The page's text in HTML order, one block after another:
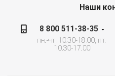
Наши
8 800 511-38-35
пн.-чт. 10.30-18.00, пт.
10.30-17.00